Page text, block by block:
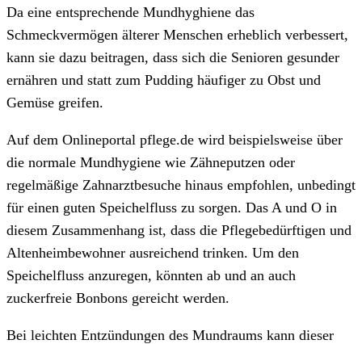
Da eine entsprechende Mundhyghiene das
Schmeckvermögen älterer Menschen erheblich verbessert,
kann sie dazu beitragen, dass sich die Senioren gesunder
ernähren und statt zum Pudding häufiger zu Obst und
Gemüse greifen.
Auf dem Onlineportal pflege.de wird beispielsweise über
die normale Mundhygiene wie Zähneputzen oder
regelmäßige Zahnarztbesuche hinaus empfohlen, unbedingt
für einen guten Speichelfluss zu sorgen. Das A und O in
diesem Zusammenhang ist, dass die Pflegebedürftigen und
Altenheimbewohner ausreichend trinken. Um den
Speichelfluss anzuregen, könnten ab und an auch
zuckerfreie Bonbons gereicht werden.
Bei leichten Entzündungen des Mundraums kann dieser